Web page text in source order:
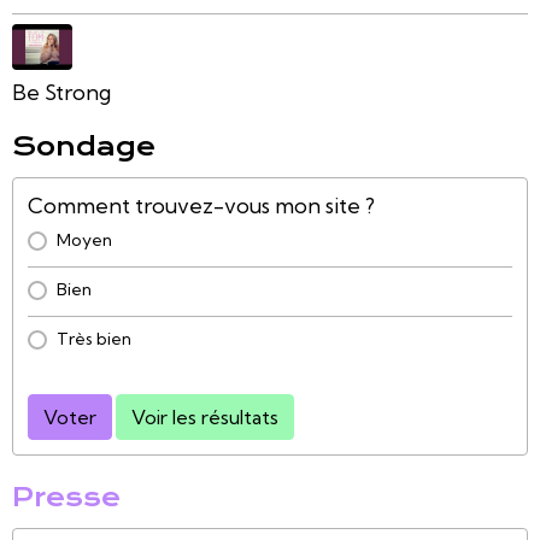
Be Strong
Sondage
Comment trouvez-vous mon site ?
Moyen
Bien
Très bien
Voter Voir les résultats
Presse